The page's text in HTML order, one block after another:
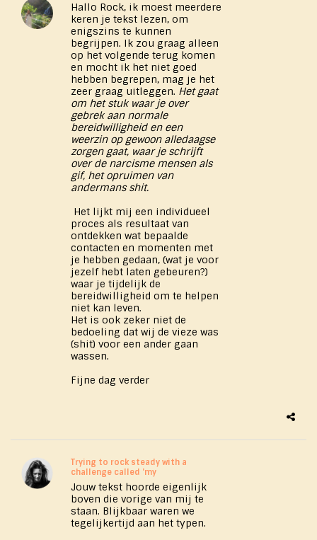
Hallo Rock, ik moest meerdere
keren je tekst lezen, om
enigszins te kunnen
begrijpen. Ik zou graag alleen
op het volgende terug komen
en mocht ik het niet goed
hebben begrepen, mag je het
zeer graag uitleggen. Het gaat
om het stuk waar je over
gebrek aan normale
bereidwilligheid en een
weerzin op gewoon alledaagse
zorgen gaat, waar je schrijft
over de narcisme mensen als
gif, het opruimen van
andermans shit.
Het lijkt mij een individueel
proces als resultaat van
ontdekken wat bepaalde
contacten en momenten met
je hebben gedaan, (wat je voor
jezelf hebt laten gebeuren?)
waar je tijdelijk de
bereidwilligheid om te helpen
niet kan leven.
Het is ook zeker niet de
bedoeling dat wij de vieze was
(shit) voor een ander gaan
wassen.
Fijne dag verder
Trying to rock steady with a
challenge called 'my
Jouw tekst hoorde eigenlijk
boven die vorige van mij te
staan. Blijkbaar waren we
tegelijkertijd aan het typen.